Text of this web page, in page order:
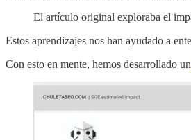
El artículo original exploraba el
Estos aprendizajes nos han ayudado a
Con esto en mente, hemos desarrollado un